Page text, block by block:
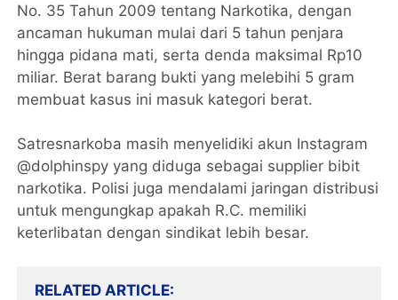
No. 35 Tahun 2009 tentang Narkotika, dengan
ancaman hukuman mulai dari 5 tahun penjara
hingga pidana mati, serta denda maksimal Rp10
miliar. Berat barang bukti yang melebihi 5 gram
membuat kasus ini masuk kategori berat.
Satresnarkoba masih menyelidiki akun Instagram
@dolphinspy yang diduga sebagai supplier bibit
narkotika. Polisi juga mendalami jaringan distribusi
untuk mengungkap apakah R.C. memiliki
keterlibatan dengan sindikat lebih besar.
RELATED ARTICLE